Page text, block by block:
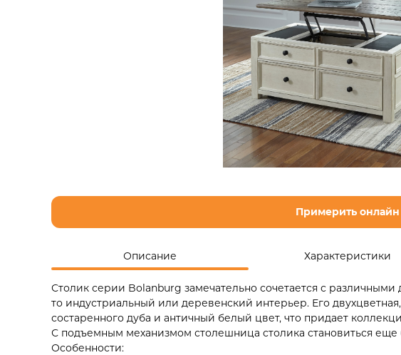
Примерить онлайн
Описание Характеристики
Столик серии Bolanburg замечательно сочетается с
то индустриальный или деревенский интерьер. Его двухцветная,
состаренного дуба и античный белый цвет, что придает
С подъемным механизмом столешница столика становиться
Особенности: